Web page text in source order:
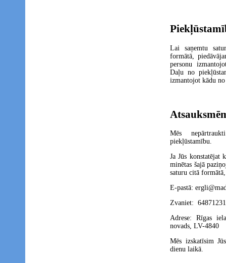
Lai saņemtu
formātā,
personu
Daļu no
izmantojot kādu
Mēs
piekļūstamību.
Ja Jūs konstatējat
minētas šajā
saturu citā
E-pastā:
Zvaniet: 64871231
Adrese: Rīgas
novads, LV-4840
Mēs izskatīsim
dienu laikā.